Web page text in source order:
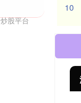
股平台
10